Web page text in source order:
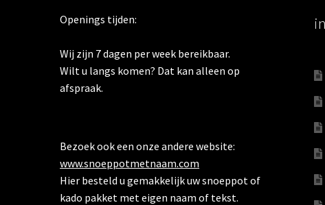
Openings tijden:
Wij zijn 7 dagen per week bereikbaar.
Wilt u langs komen? Dat kan alleen op
afspraak.
Bezoek ook een onze andere website:
www.snoeppotmetnaam.com
Hier besteld u gemakkelijk uw snoeppot of
kado pakket met eigen naam of tekst.